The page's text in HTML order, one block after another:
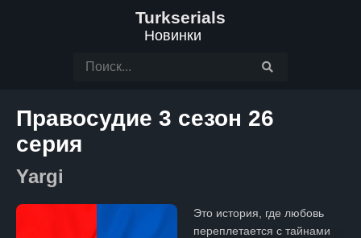
Turkserials
Новинки
Правосудие 3 сезон 26
серия
Yargi
Это история, где любовь
переплетается с тайнами